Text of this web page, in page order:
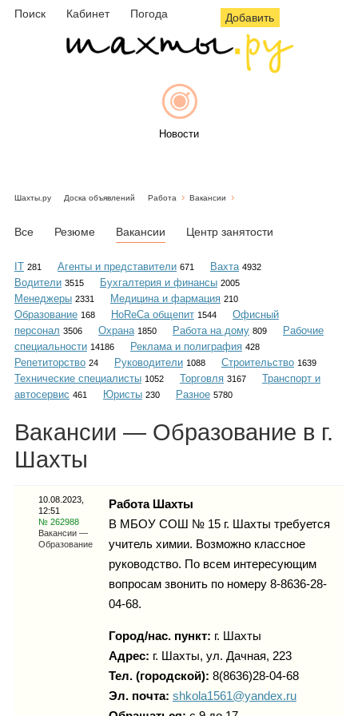
Поиск Кабинет Погода Добавить
Новости
Объявления
Каталог
Инфо
Карты
Шахты.ру Доска объявлений Работа Вакансии
Все Резюме Вакансии Центр занятости
IT 281 Агенты и представители 671 Вахта 4932
Водители 3515 Бухгалтерия и финансы 2005
Менеджеры 2331 Медицина и фармация 210
Образование 168 HoReCa общепит 1544
Офисный
персонал 3506 Охрана 1850 Работа на дому 809
Рабочие
специальности 14186 Реклама и полиграфия 428
Репетиторство 24 Руководители 1088 Строительство 1639
Технические специалисты 1052 Торговля 3167
Транспорт и
автосервис 461 Юристы 230 Разное 5780
Вакансии — Образование в г.
Шахты
10.08.2023,
12:51
№ 262988
Вакансии —
Образование
Работа Шахты
В МБОУ СОШ № 15 г. Шахты требуется
учитель химии. Возможно классное
руководство. По всем интересующим
вопросам звонить по номеру 8-8636-28-
04-68.
Город/нас. пункт: г. Шахты
Адрес: г. Шахты, ул. Дачная, 223
Тел. (городской): 8(8636)28-04-68
Эл. почта: shkola1561@yandex.ru